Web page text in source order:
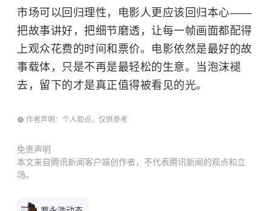
市场可以回归理性，电影人更应该回归本心——
把故事讲好，把细节磨透，让每一帧画面都配得
上观众花费的时间和票价。电影依然是最好的故
事载体，只是不再是最轻松的生意。当泡沫褪
去，留下的才是真正值得被看见的光。
作者声明：个人观点，仅供参考
免责声明
本文来自腾讯新闻客户端创作者，不代表腾讯新闻的观点和立
场。